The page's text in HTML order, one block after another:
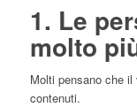
1. Le
molto
Molti pensano che
contenuti.